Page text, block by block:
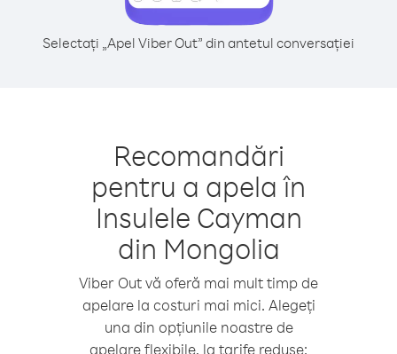
Selectați „Apel Viber Out” din antetul conversației
Recomandări
pentru a apela în
Insulele Cayman
din Mongolia
Viber Out vă oferă mai mult timp de
apelare la costuri mai mici. Alegeți
una din opțiunile noastre de
apelare flexibile, la tarife reduse: